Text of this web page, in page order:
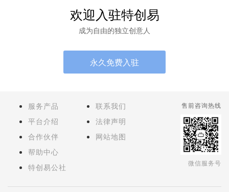
欢迎入驻特创易
成为自由的独立创意人
永久免费入驻
服务产品
平台介绍
合作伙伴
帮助中心
特创易公社
联系我们
法律声明
网站地图
售前咨询热线
微信服务号